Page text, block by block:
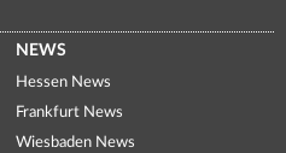
NEWS
Hessen News
Frankfurt News
Wiesbaden News